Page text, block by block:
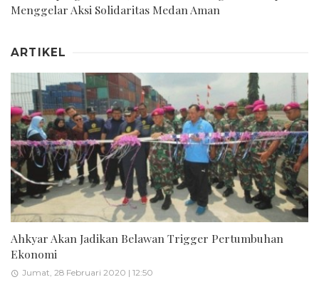
Menggelar Aksi Solidaritas Medan Aman
ARTIKEL
Ahkyar Akan Jadikan Belawan Trigger Pertumbuhan
Ekonomi
Jumat, 28 Februari 2020 | 12:50